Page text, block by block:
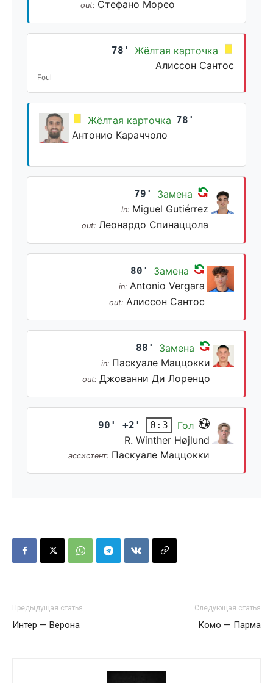
out: Стефано Морео
78'
Жёлтая карточка
Алиссон Сантос
Foul
Жёлтая карточка 78'
Антонио Караччоло
79' Замена
in: Miguel Gutiérrez
out: Леонардо Спинаццола
80' Замена
in: Antonio Vergara
out: Алиссон Сантос
88' Замена
in: Паскуале Маццокки
out: Джованни Ди Лоренцо
90' +2' 0:3
Гол
R. Winther Højlund
ассистент: Паскуале Маццокки
Предыдущая статья
Интер — Верона
Следующая статья
Комо — Парма